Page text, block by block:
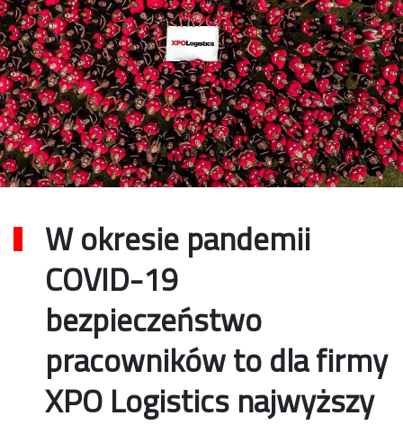
W okresie pandemii
COVID-19
bezpieczeństwo
pracowników to dla firmy
XPO Logistics najwyższy